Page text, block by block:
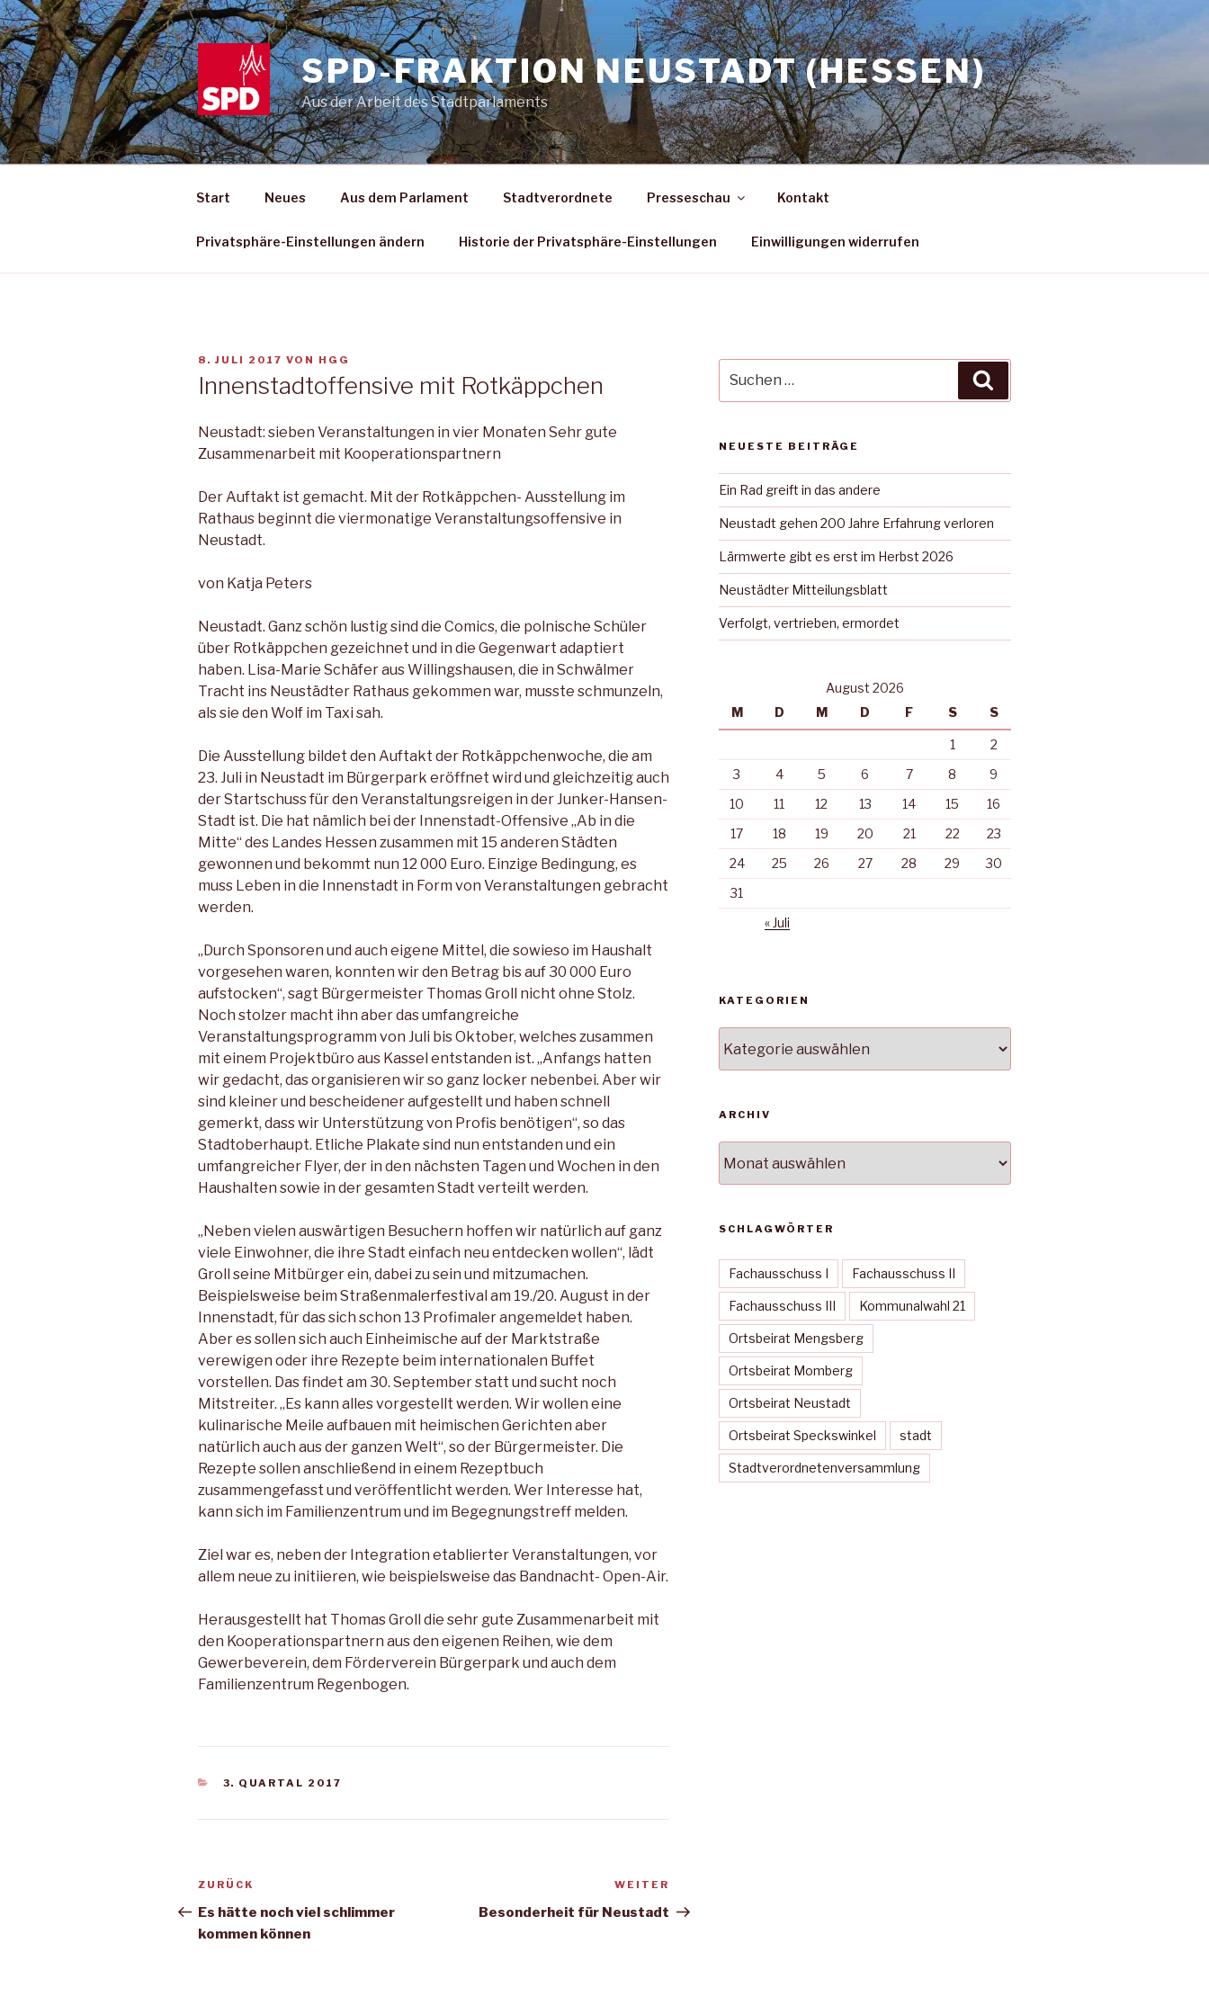
Zum
Inhalt
springen
SPD-FRAKTION NEUSTADT (HESSEN)
Aus der Arbeit des Stadtparlaments
Start Neues Aus dem Parlament Stadtverordnete Presseschau Kontakt
Privatsphäre-Einstellungen ändern Historie der Privatsphäre-Einstellungen Einwilligungen widerrufen
VERÖFFENTLICHT
8. JULI 2017 VON HGG
Innenstadtoffensive mit Rotkäppchen
Neustadt: sieben Veranstaltungen in vier Monaten Sehr gute
Zusammenarbeit mit Kooperationspartnern
Der Auftakt ist gemacht. Mit der Rotkäppchen- Ausstellung im
Rathaus beginnt die viermonatige Veranstaltungsoffensive in
Neustadt.
von Katja Peters
Neustadt. Ganz schön lustig sind die Comics, die polnische Schüler
über Rotkäppchen gezeichnet und in die Gegenwart adaptiert
haben. Lisa-Marie Schäfer aus Willingshausen, die in Schwälmer
Tracht ins Neustädter Rathaus gekommen war, musste schmunzeln,
als sie den Wolf im Taxi sah.
Die Ausstellung bildet den Auftakt der Rotkäppchenwoche, die am
23. Juli in Neustadt im Bürgerpark eröffnet wird und gleichzeitig auch
der Startschuss für den Veranstaltungsreigen in der Junker-Hansen-
Stadt ist. Die hat nämlich bei der Innenstadt-Offensive „Ab in die
Mitte“ des Landes Hessen zusammen mit 15 anderen Städten
gewonnen und bekommt nun 12 000 Euro. Einzige Bedingung, es
muss Leben in die Innenstadt in Form von Veranstaltungen gebracht
werden.
„Durch Sponsoren und auch eigene Mittel, die sowieso im Haushalt
vorgesehen waren, konnten wir den Betrag bis auf 30 000 Euro
aufstocken“, sagt Bürgermeister Thomas Groll nicht ohne Stolz.
Noch stolzer macht ihn aber das umfangreiche
Veranstaltungsprogramm von Juli bis Oktober, welches zusammen
mit einem Projektbüro aus Kassel entstanden ist. „Anfangs hatten
wir gedacht, das organisieren wir so ganz locker nebenbei. Aber wir
sind kleiner und bescheidener aufgestellt und haben schnell
gemerkt, dass wir Unterstützung von Profis benötigen“, so das
Stadtoberhaupt. Etliche Plakate sind nun entstanden und ein
umfangreicher Flyer, der in den nächsten Tagen und Wochen in den
Haushalten sowie in der gesamten Stadt verteilt werden.
„Neben vielen auswärtigen Besuchern hoffen wir natürlich auf ganz
viele Einwohner, die ihre Stadt einfach neu entdecken wollen“, lädt
Groll seine Mitbürger ein, dabei zu sein und mitzumachen.
Beispielsweise beim Straßenmalerfestival am 19./20. August in der
Innenstadt, für das sich schon 13 Profimaler angemeldet haben.
Aber es sollen sich auch Einheimische auf der Marktstraße
verewigen oder ihre Rezepte beim internationalen Buffet
vorstellen. Das findet am 30. September statt und sucht noch
Mitstreiter. „Es kann alles vorgestellt werden. Wir wollen eine
kulinarische Meile aufbauen mit heimischen Gerichten aber
natürlich auch aus der ganzen Welt“, so der Bürgermeister. Die
Rezepte sollen anschließend in einem Rezeptbuch
zusammengefasst und veröffentlicht werden. Wer Interesse hat,
kann sich im Familienzentrum und im Begegnungstreff melden.
Ziel war es, neben der Integration etablierter Veranstaltungen, vor
allem neue zu initiieren, wie beispielsweise das Bandnacht- Open-Air.
Herausgestellt hat Thomas Groll die sehr gute Zusammenarbeit mit
den Kooperationspartnern aus den eigenen Reihen, wie dem
Gewerbeverein, dem Förderverein Bürgerpark und auch dem
Familienzentrum Regenbogen.
KATEGORIEN
3. QUARTAL 2017
Beitragsnavigation
Vorheriger
Beitrag
ZURÜCK
Es hätte noch viel schlimmer
kommen können
Beitrag
WEITER
Besonderheit für Neustadt
nach:
NEUESTE BEITRÄGE
Ein Rad greift in das andere
Neustadt gehen 200 Jahre Erfahrung verloren
Lärmwerte gibt es erst im Herbst 2026
Neustädter Mitteilungsblatt
Verfolgt, vertrieben, ermordet
August 2026
M
D M D F S S
1
2
3
4 5 6 7 8
9
10
11 12 13 14 15
16
17
18 19 20 21 22
23
24
25 26 27 28 29
30
31
« Juli
KATEGORIEN
ARCHIV
SCHLAGWÖRTER
Fachausschuss I Fachausschuss II
Fachausschuss III Kommunalwahl 21
Ortsbeirat Mengsberg
Ortsbeirat Momberg
Ortsbeirat Neustadt
Ortsbeirat Speckswinkel stadt
Stadtverordnetenversammlung